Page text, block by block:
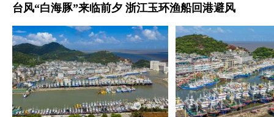
台风“白海豚”来临前夕 浙江玉环渔船回港避风